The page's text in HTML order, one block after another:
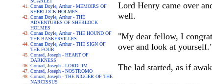
Conan Doyle, Arthur - MEMOIRS OF
SHERLOCK HOLMES
Conan Doyle, Arthur - THE
ADVENTURES OF SHERLOCK
HOLMES
Conan Doyle, Arthur - THE HOUND OF
THE BASKERVILLES
Conan Doyle, Arthur - THE SIGN OF
THE FOUR
Conrad, Joseph - HEART OF
DARKNESS
Conrad, Joseph - LORD JIM
Conrad, Joseph - NOSTROMO
Conrad, Joseph - THE NIGGER OF THE
NARCISSUS
Lord Henry came over
well.
"My dear fellow, I
over and look at
The lad started, as if